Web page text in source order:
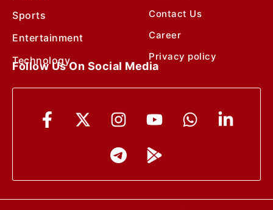
Sports
Entertainment
Technology
Contact Us
Career
Privacy policy
Follow Us On Social Media